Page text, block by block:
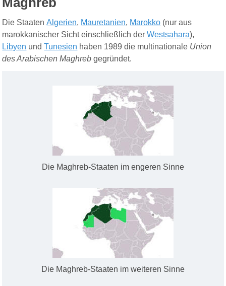
Die StaatenAlgerien, Mauretanien, Marokko (nur aus
marokkanischer Sicht einschließlich derWestsahara),
Libyen undTunesien haben 1989 die multinationale Union
des Arabischen Maghreb gegründet.
Die Maghreb-Staaten im engeren Sinne
Die Maghreb-Staaten im weiteren Sinne